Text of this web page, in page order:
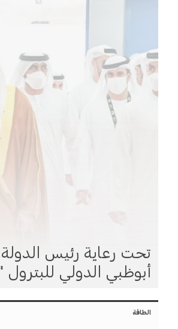
تحت رعاية رئيس
أبوظبي الدولي للبترول
الطاقة